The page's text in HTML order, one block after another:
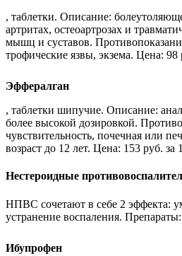
, таблетки. Описание:
артритах, остеоартрозах и
мышц и суставов.
трофические язвы, экзема. Цена: 98
Эффералган
, таблетки шипучие. Описание:
более высокой дозировкой.
чувствительность, почечная или
возраст до 12 лет. Цена: 153 руб. за
Нестероидные
НПВС сочетают в себе 2 эффекта:
устранение воспаления. Препараты:
Ибупрофен